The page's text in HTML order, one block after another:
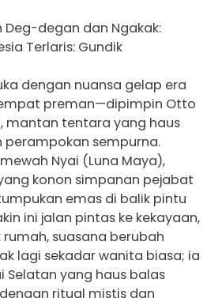
Deg-degan dan Ngakak:
Terlaris: Gundik
dengan nuansa gelap era
preman—dipimpin Otto
mantan tentara yang haus
sempurna.
Nyai (Luna Maya),
konon simpanan pejabat
emas di balik pintu
ini jalan pintas ke kekayaan,
suasana berubah
lagi sekadar wanita biasa; ia
Selatan yang haus balas
ritual mistis dan